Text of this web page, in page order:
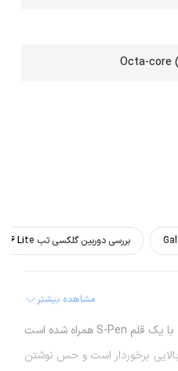
Octa-core
بررسی دوربین گلکسی تب S6 Lite
مشاهده بیشتر
یکی از محصولات خوب و با کیفیت این برند به شمار می رود که با یک قلم S-Pen همراه شده است
برخوردار است و حس نوشتن